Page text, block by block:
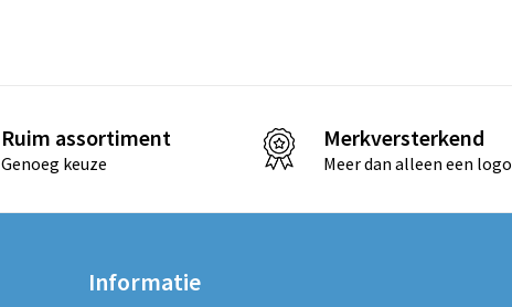
Ruim assortiment
Genoeg keuze
Merkversterkend
Meer dan alleen een logo
Informatie